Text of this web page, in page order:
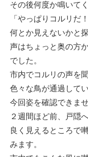
その後何度か鳴いてく
「やっぱりコルリだ
何とか見えないかと
声はちょっと奥の方
でした。
市内でコルリの声を
色々な鳥が通過して
今回姿を確認できま
２週間ほど前、戸隠
良く見えるところで
みます。